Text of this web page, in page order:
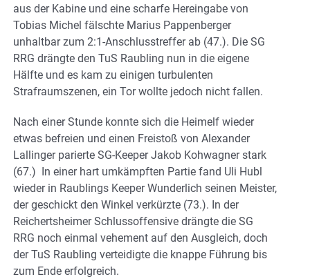
aus der Kabine und eine scharfe Hereingabe von
Tobias Michel fälschte Marius Pappenberger
unhaltbar zum 2:1-Anschlusstreffer ab (47.). Die SG
RRG drängte den TuS Raubling nun in die eigene
Hälfte und es kam zu einigen turbulenten
Strafraumszenen, ein Tor wollte jedoch nicht fallen.
Nach einer Stunde konnte sich die Heimelf wieder
etwas befreien und einen Freistoß von Alexander
Lallinger parierte SG-Keeper Jakob Kohwagner stark
(67.) In einer hart umkämpften Partie fand Uli Hubl
wieder in Raublings Keeper Wunderlich seinen Meister,
der geschickt den Winkel verkürzte (73.). In der
Reichertsheimer Schlussoffensive drängte die SG
RRG noch einmal vehement auf den Ausgleich, doch
der TuS Raubling verteidigte die knappe Führung bis
zum Ende erfolgreich.